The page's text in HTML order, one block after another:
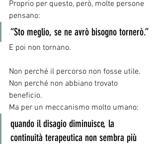
Proprio per questo, però, molte persone
pensano:
“Sto meglio, se ne avrò bisogno tornerò.”
E poi non tornano.
Non perché il percorso non fosse utile.
Non perché non abbiano trovato
beneficio.
Ma per un meccanismo molto umano:
quando il disagio diminuisce, la
continuità terapeutica non sembra più